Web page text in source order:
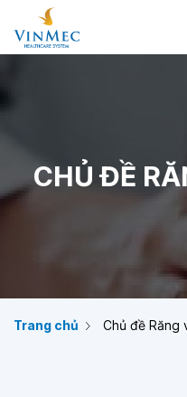
CHỦ ĐỀ
Trang chủ Chủ đề Răng